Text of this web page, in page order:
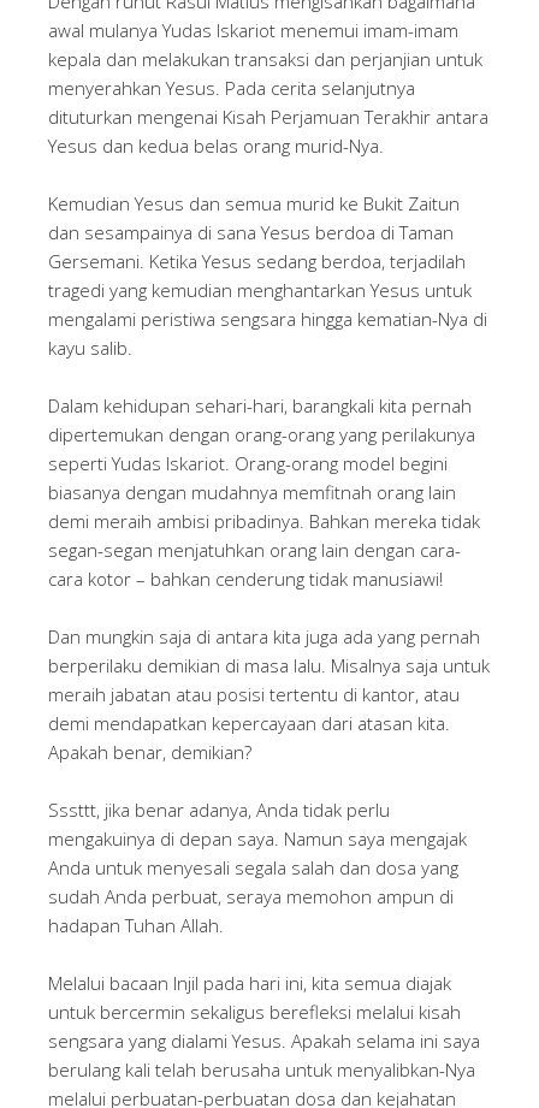
awal mulanya Yudas Iskariot menemui imam-imam
kepala dan melakukan transaksi dan perjanjian untuk
menyerahkan Yesus. Pada cerita selanjutnya
dituturkan mengenai Kisah Perjamuan Terakhir antara
Yesus dan kedua belas orang murid-Nya.
Kemudian Yesus dan semua murid ke Bukit Zaitun
dan sesampainya di sana Yesus berdoa di Taman
Gersemani. Ketika Yesus sedang berdoa, terjadilah
tragedi yang kemudian menghantarkan Yesus untuk
mengalami peristiwa sengsara hingga kematian-Nya di
kayu salib.
Dalam kehidupan sehari-hari, barangkali kita pernah
dipertemukan dengan orang-orang yang perilakunya
seperti Yudas Iskariot. Orang-orang model begini
biasanya dengan mudahnya memfitnah orang lain
demi meraih ambisi pribadinya. Bahkan mereka tidak
segan-segan menjatuhkan orang lain dengan cara-
cara kotor – bahkan cenderung tidak manusiawi!
Dan mungkin saja di antara kita juga ada yang pernah
berperilaku demikian di masa lalu. Misalnya saja untuk
meraih jabatan atau posisi tertentu di kantor, atau
demi mendapatkan kepercayaan dari atasan kita.
Apakah benar, demikian?
Sssttt, jika benar adanya, Anda tidak perlu
mengakuinya di depan saya. Namun saya mengajak
Anda untuk menyesali segala salah dan dosa yang
sudah Anda perbuat, seraya memohon ampun di
hadapan Tuhan Allah.
Melalui bacaan Injil pada hari ini, kita semua diajak
untuk bercermin sekaligus berefleksi melalui kisah
sengsara yang dialami Yesus. Apakah selama ini saya
berulang kali telah berusaha untuk menyalibkan-Nya
melalui perbuatan-perbuatan dosa dan kejahatan